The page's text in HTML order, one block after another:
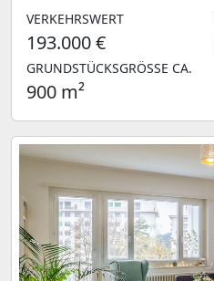
VERKEHRSWERT
193.000 €
GRUNDSTÜCKSGRÖSSE CA.
900 m²